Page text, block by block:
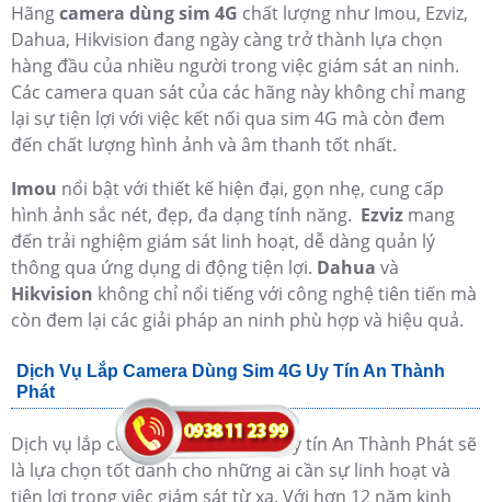
Hãngcamera dùng sim 4G chất lượng như Imou, Ezviz,
Dahua, Hikvision đang ngày càng trở thành lựa chọn
hàng đầu của nhiều người trong việc giám sát an ninh.
Các camera quan sát của các hãng này không chỉ mang
lại sự tiện lợi với việc kết nối qua sim 4G mà còn đem
đến chất lượng hình ảnh và âm thanh tốt nhất.
Imou nổi bật với thiết kế hiện đại, gọn nhẹ, cung cấp
hình ảnh sắc nét, đẹp, đa dạng tính năng. Ezviz mang
đến trải nghiệm giám sát linh hoạt, dễ dàng quản lý
thông qua ứng dụng di động tiện lợi. Dahua và
Hikvision không chỉ nổi tiếng với công nghệ tiên tiến mà
còn đem lại các giải pháp an ninh phù hợp và hiệu quả.
Dịch Vụ Lắp Camera Dùng Sim 4G Uy Tín An Thành
Phát
Dịch vụ lắp camera dùng sim 4G uy tín An Thành Phát sẽ
là lựa chọn tốt dành cho những ai cần sự linh hoạt và
tiện lợi trong việc giám sát từ xa. Với hơn 12 năm kinh